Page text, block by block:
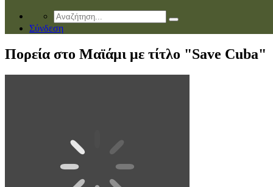
Σύνδεση
Πορεία στο Μαϊάμι με τίτλο "Save Cuba"